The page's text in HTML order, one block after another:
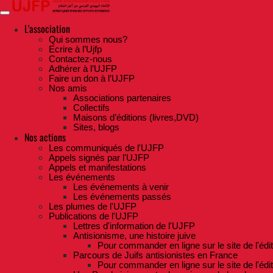
Skip
to
contentL'association
Qui sommes nous?
Ecrire à l’Ujfp
Contactez-nous
Adhérer à l’UJFP
Faire un don à l’UJFP
Nos amis
Associations partenaires
Collectifs
Maisons d’éditions (livres,DVD)
Sites, blogs
Nos actions
Les communiqués de l'UJFP
Appels signés par l'UJFP
Appels et manifestations
Les événements
Les événements à venir
Les événements passés
Les plumes de l'UJFP
Publications de l'UJFP
Lettres d'information de l'UJFP
Antisionisme, une histoire juive
Pour commander en ligne sur le site de
Parcours de Juifs antisionistes en France
Pour commander en ligne sur le site de